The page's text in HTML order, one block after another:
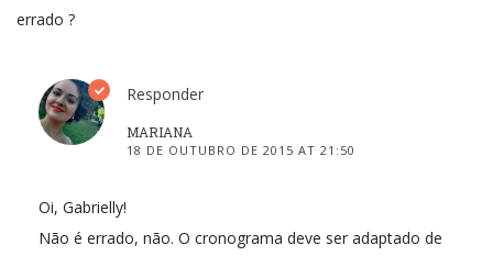
errado ?
Responder
MARIANA
18 DE OUTUBRO DE 2015 AT 21:50
Oi, Gabrielly!
Não é errado, não. O cronograma deve ser adaptado de